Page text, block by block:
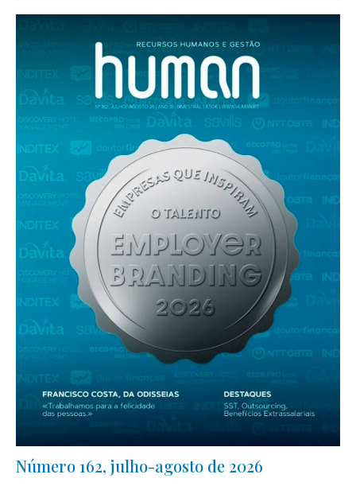
Número 162, julho-agosto de 2026